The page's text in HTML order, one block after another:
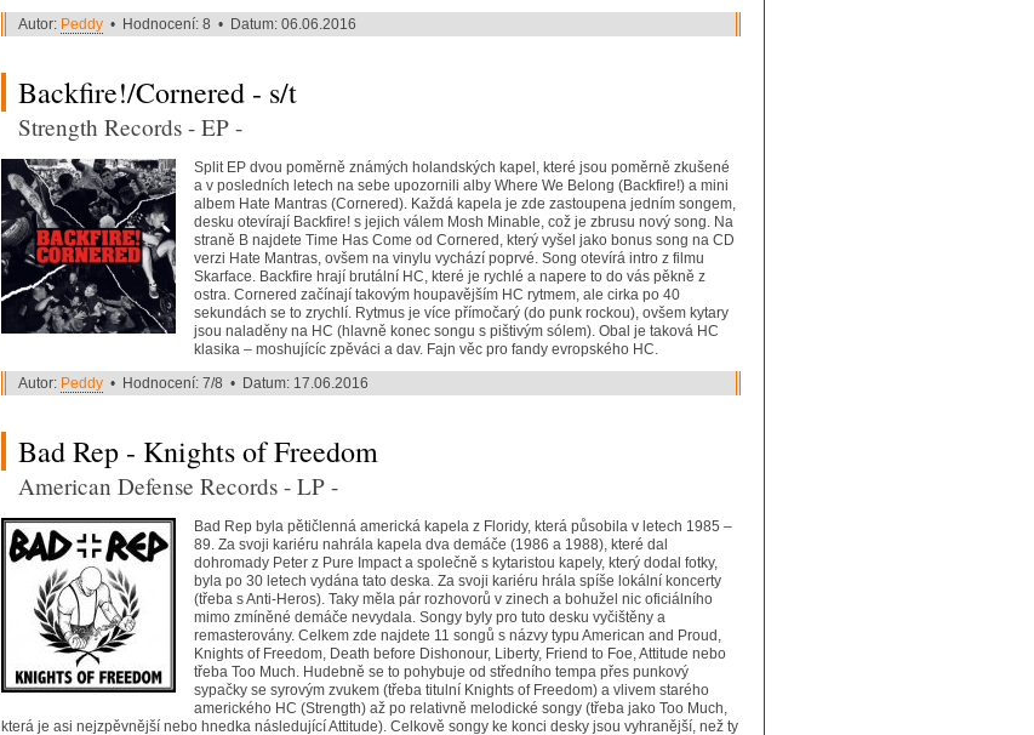
Autor: Peddy • Hodnocení: 8 • Datum: 06.06.2016
Backfire!/Cornered - s/t
Strength Records - EP -
Split EP dvou poměrně známých holandských kapel, které jsou poměrně zkušené
a v posledních letech na sebe upozornili alby Where We Belong (Backfire!) a mini
albem Hate Mantras (Cornered). Každá kapela je zde zastoupena jedním songem,
desku otevírají Backfire! s jejich válem Mosh Minable, což je zbrusu nový song. Na
straně B najdete Time Has Come od Cornered, který vyšel jako bonus song na CD
verzi Hate Mantras, ovšem na vinylu vychází poprvé. Song otevírá intro z filmu
Skarface. Backfire hrají brutální HC, které je rychlé a napere to do vás pěkně z
ostra. Cornered začínají takovým houpavějším HC rytmem, ale cirka po 40
sekundách se to zrychlí. Rytmus je více přímočarý (do punk rockou), ovšem kytary
jsou naladěny na HC (hlavně konec songu s pištivým sólem). Obal je taková HC
klasika – moshujícíc zpěváci a dav. Fajn věc pro fandy evropského HC.
Autor: Peddy • Hodnocení: 7/8 • Datum: 17.06.2016
Bad Rep - Knights of Freedom
American Defense Records - LP -
Bad Rep byla pětičlenná americká kapela z Floridy, která působila v letech 1985 –
89. Za svoji kariéru nahrála kapela dva demáče (1986 a 1988), které dal
dohromady Peter z Pure Impact a společně s kytaristou kapely, který dodal fotky,
byla po 30 letech vydána tato deska. Za svoji kariéru hrála spíše lokální koncerty
(třeba s Anti-Heros). Taky měla pár rozhovorů v zinech a bohužel nic oficiálního
mimo zmíněné demáče nevydala. Songy byly pro tuto desku vyčištěny a
remasterovány. Celkem zde najdete 11 songů s názvy typu American and Proud,
Knights of Freedom, Death before Dishonour, Liberty, Friend to Foe, Attitude nebo
třeba Too Much. Hudebně se to pohybuje od středního tempa přes punkový
sypačky se syrovým zvukem (třeba titulní Knights of Freedom) a vlivem starého
amerického HC (Strength) až po relativně melodické songy (třeba jako Too Much,
která je asi nejzpěvnější nebo hnedka následující Attitude). Celkově songy ke konci desky jsou vyhranější, než ty